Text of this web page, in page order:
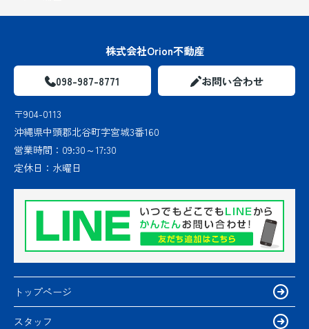
株式会社Orion不動産
098-987-8771 お問い合わせ
〒904-0113
沖縄県中頭郡北谷町字宮城3番160
営業時間： 09:30～17:30
定休日： 水曜日
トップページ
スタッフ